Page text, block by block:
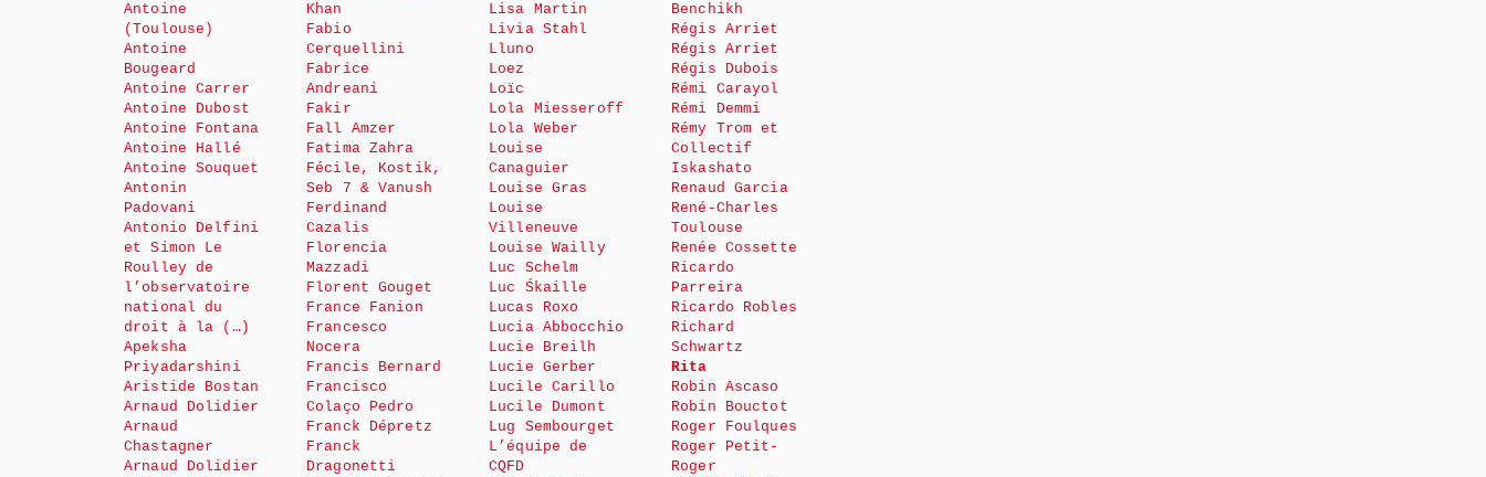
Antoine
(Toulouse)
Antoine
Bougeard
Antoine Carrer
Antoine Dubost
Antoine Fontana
Antoine Hallé
Antoine Souquet
Antonin
Padovani
Antonio Delfini
et Simon Le
Roulley de
l’observatoire
national du
droit à la (…)
Apeksha
Priyadarshini
Aristide Bostan
Arnaud Dolidier
Arnaud
Chastagner
Arnaud Dolidier
Khan
Fabio
Cerquellini
Fabrice
Andreani
Fakir
Fall Amzer
Fatima Zahra
Fécile, Kostik,
Seb 7 & Vanush
Ferdinand
Cazalis
Florencia
Mazzadi
Florent Gouget
France Fanion
Francesco
Nocera
Francis Bernard
Francisco
Colaço Pedro
Franck Dépretz
Franck
Dragonetti
Lisa Martin
Livia Stahl
Lluno
Loez
Loïc
Lola Miesseroff
Lola Weber
Louise
Canaguier
Louise Gras
Louise
Villeneuve
Louise Wailly
Luc Schelm
Luc Śkaille
Lucas Roxo
Lucia Abbocchio
Lucie Breilh
Lucie Gerber
Lucile Carillo
Lucile Dumont
Lug Sembourget
L’équipe de
CQFD
Benchikh
Régis Arriet
Régis Arriet
Régis Dubois
Rémi Carayol
Rémi Demmi
Rémy Trom et
Collectif
Iskashato
Renaud Garcia
René-Charles
Toulouse
Renée Cossette
Ricardo
Parreira
Ricardo Robles
Richard
Schwartz
Rita
Robin Ascaso
Robin Bouctot
Roger Foulques
Roger Petit-
Roger